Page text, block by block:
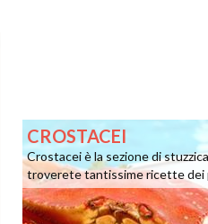
CROSTACEI
Crostacei è la sezione di
troverete tantissime ricette dei